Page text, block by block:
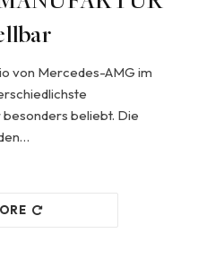
von Mercedes-AMG im
besonders beliebt. Die